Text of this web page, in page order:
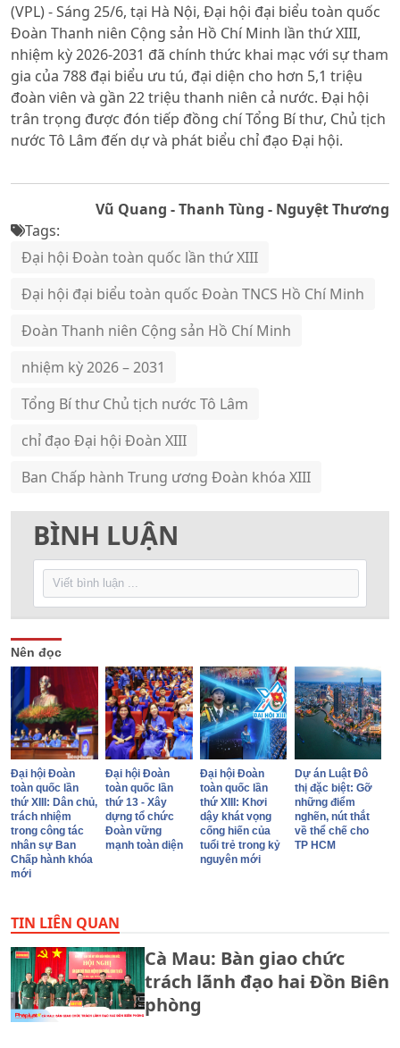
10s
10s
(VPL) - Sáng 25/6, tại Hà Nội, Đại hội đại biểu toàn quốc
Đoàn Thanh niên Cộng sản Hồ Chí Minh lần thứ XIII,
nhiệm kỳ 2026-2031 đã chính thức khai mạc với sự tham
gia của 788 đại biểu ưu tú, đại diện cho hơn 5,1 triệu
đoàn viên và gần 22 triệu thanh niên cả nước. Đại hội
trân trọng được đón tiếp đồng chí Tổng Bí thư, Chủ tịch
nước Tô Lâm đến dự và phát biểu chỉ đạo Đại hội.
Vũ Quang - Thanh Tùng - Nguyệt Thương
Tags:
Đại hội Đoàn toàn quốc lần thứ XIII
Đại hội đại biểu toàn quốc Đoàn TNCS Hồ Chí Minh
Đoàn Thanh niên Cộng sản Hồ Chí Minh
nhiệm kỳ 2026 – 2031
Tổng Bí thư Chủ tịch nước Tô Lâm
chỉ đạo Đại hội Đoàn XIII
Ban Chấp hành Trung ương Đoàn khóa XIII
BÌNH LUẬN
Nên đọc
Đại hội Đoàn
toàn quốc lần
thứ XIII: Dân chủ,
trách nhiệm
trong công tác
nhân sự Ban
Chấp hành khóa
mới
Đại hội Đoàn
toàn quốc lần
thứ 13 - Xây
dựng tổ chức
Đoàn vững
mạnh toàn diện
Đại hội Đoàn
toàn quốc lần
thứ XIII: Khơi
dậy khát vọng
cống hiến của
tuổi trẻ trong kỷ
nguyên mới
Dự án Luật Đô
thị đặc biệt: Gỡ
những điểm
nghẽn, nút thắt
về thể chế cho
TP HCM
TIN LIÊN QUAN
Cà Mau: Bàn giao chức
trách lãnh đạo hai Đồn Biên
phòng